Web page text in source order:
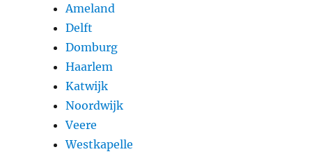
Ameland
Delft
Domburg
Haarlem
Katwijk
Noordwijk
Veere
Westkapelle